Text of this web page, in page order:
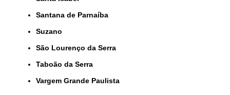
Santana de Parnaíba
Suzano
São Lourenço da Serra
Taboão da Serra
Vargem Grande Paulista